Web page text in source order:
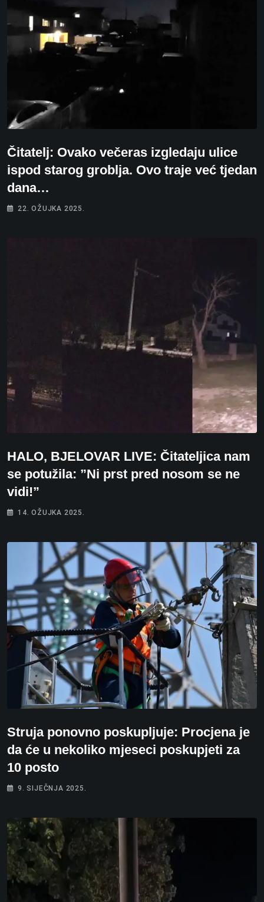
Čitatelj: Ovako večeras izgledaju ulice
ispod starog groblja. Ovo traje već tjedan
dana…
22. OŽUJKA 2025.
HALO, BJELOVAR LIVE: Čitateljica nam
se potužila: ”Ni prst pred nosom se ne
vidi!”
14. OŽUJKA 2025.
Struja ponovno poskupljuje: Procjena je
da će u nekoliko mjeseci poskupjeti za
10 posto
9. SIJEČNJA 2025.